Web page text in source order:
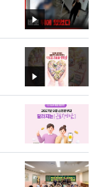
영
상
영
상